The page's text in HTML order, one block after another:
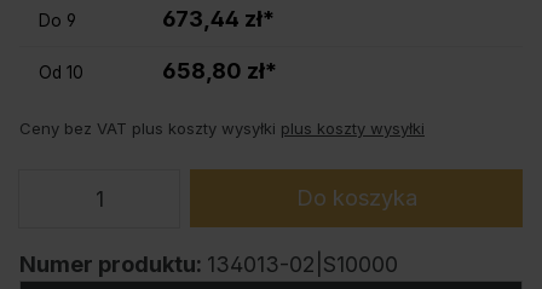
Do 9 673,44 zł*
Od 10 658,80 zł*
Ceny bez VAT plus koszty wysyłki plus koszty wysyłki
Do koszyka
Numer produktu: 134013-02|S10000